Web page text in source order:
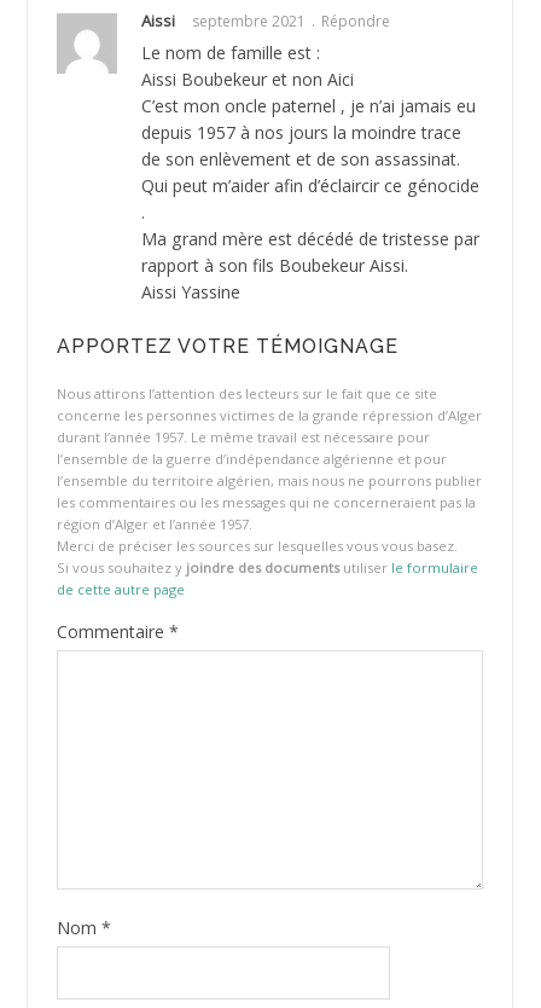
Aissi septembre 2021 Répondre
Le nom de famille est :
Aissi Boubekeur et non Aici
C’est mon oncle paternel , je n’ai jamais eu
depuis 1957 à nos jours la moindre trace
de son enlèvement et de son assassinat.
Qui peut m’aider afin d’éclaircir ce génocide
.
Ma grand mère est décédé de tristesse par
rapport à son fils Boubekeur Aissi.
Aissi Yassine
APPORTEZ VOTRE TÉMOIGNAGE
Nous attirons l’attention des lecteurs sur le fait que ce site
concerne les personnes victimes de la grande répression d’Alger
durant l’année 1957. Le même travail est nécessaire pour
l’ensemble de la guerre d’indépendance algérienne et pour
l’ensemble du territoire algérien, mais nous ne pourrons publier
les commentaires ou les messages qui ne concerneraient pas la
région d’Alger et l’année 1957.
Merci de préciser les sources sur lesquelles vous vous basez.
Si vous souhaitez y joindre des documentsutiliser le formulaire
de cette autre page
Commentaire *
Nom *